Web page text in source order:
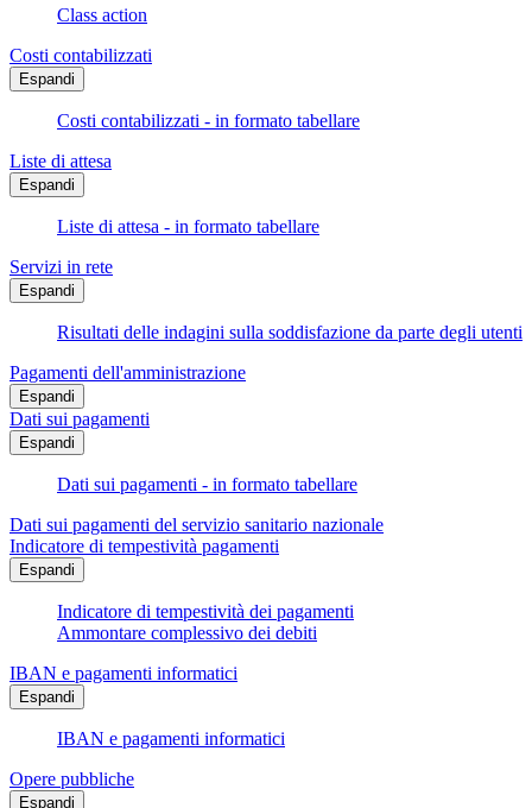
Class action
Costi contabilizzati
Espandi
Costi contabilizzati - in formato tabellare
Liste di attesa
Espandi
Liste di attesa - in formato tabellare
Servizi in rete
Espandi
Risultati delle indagini sulla soddisfazione da parte degli utenti
Pagamenti dell'amministrazione
Espandi
Dati sui pagamenti
Espandi
Dati sui pagamenti - in formato tabellare
Dati sui pagamenti del servizio sanitario nazionale
Indicatore di tempestività pagamenti
Espandi
Indicatore di tempestività dei pagamenti
Ammontare complessivo dei debiti
IBAN e pagamenti informatici
Espandi
IBAN e pagamenti informatici
Opere pubbliche
Espandi